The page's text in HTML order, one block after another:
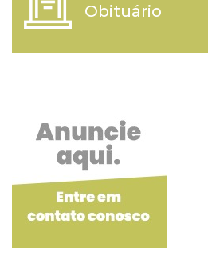
Obituário